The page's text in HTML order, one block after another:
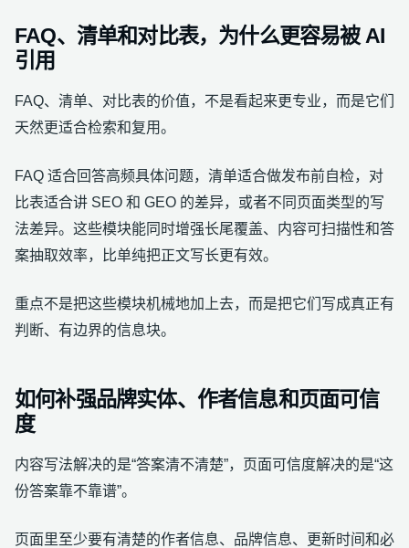
FAQ、清单和对比表，为什么更容易被 AI
引用
FAQ、清单、对比表的价值，不是看起来更专业，而是它们
天然更适合检索和复用。
FAQ 适合回答高频具体问题，清单适合做发布前自检，对
比表适合讲 SEO 和 GEO 的差异，或者不同页面类型的写
法差异。这些模块能同时增强长尾覆盖、内容可扫描性和答
案抽取效率，比单纯把正文写长更有效。
重点不是把这些模块机械地加上去，而是把它们写成真正有
判断、有边界的信息块。
如何补强品牌实体、作者信息和页面可信
度
内容写法解决的是“答案清不清楚”，页面可信度解决的是“这
份答案靠不靠谱”。
页面里至少要有清楚的作者信息、品牌信息、更新时间和必